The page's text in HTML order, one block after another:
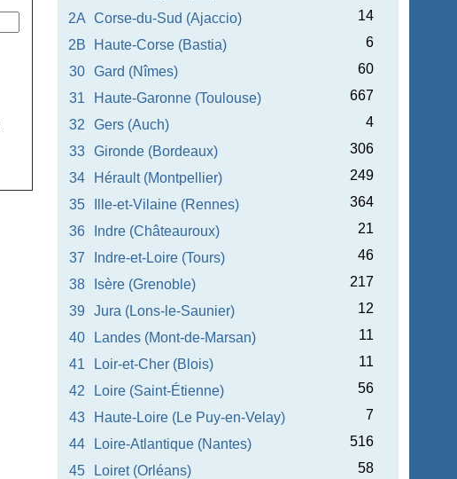
2A
Corse-du-Sud (Ajaccio)
14
2B
Haute-Corse (Bastia)
6
30
Gard (Nîmes)
60
31
Haute-Garonne (Toulouse)
667
32
Gers (Auch)
4
33
Gironde (Bordeaux)
306
34
Hérault (Montpellier)
249
35
Ille-et-Vilaine (Rennes)
364
36
Indre (Châteauroux)
21
37
Indre-et-Loire (Tours)
46
38
Isère (Grenoble)
217
39
Jura (Lons-le-Saunier)
12
40
Landes (Mont-de-Marsan)
11
41
Loir-et-Cher (Blois)
11
42
Loire (Saint-Étienne)
56
43
Haute-Loire (Le Puy-en-Velay)
7
44
Loire-Atlantique (Nantes)
516
45
Loiret (Orléans)
58